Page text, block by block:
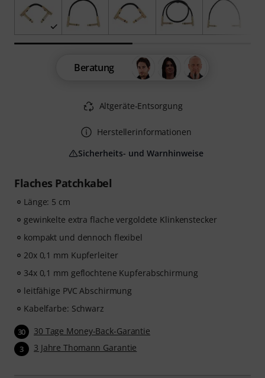
Flaches Patchkabel
Länge: 5 cm
gewinkelte extra flache vergoldete Klinkenstecker
kompakt und dennoch flexibel
20x 0,1 mm Kupferleiter
34x 0,1 mm geflochtene Kupferabschirmung
leitfähige PVC Abschirmung
Kabelfarbe: Schwarz
30 30 Tage Money-Back-Garantie
3 3 Jahre Thomann Garantie
Beratung
Altgeräte-Entsorgung
Herstellerinformationen
Sicherheits- und Warnhinweise